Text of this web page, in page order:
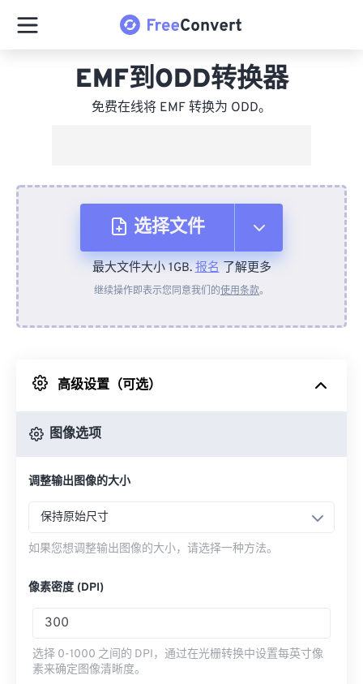
EMF到ODD转换器
免费在线将 EMF 转换为 ODD。
选择文件
从设备
来自 Google Drive
最大文件大小 1GB.报名了解更多
继续操作即表示您同意我们的使用条款。
高级设置（可选）
图像选项
调整输出图像的大小
保持原始尺寸
如果您想调整输出图像的大小，请选择一种方法。
像素密度 (DPI)
选择 0-1000 之间的 DPI，通过在光栅转换中设置每英寸像
素来确定图像清晰度。